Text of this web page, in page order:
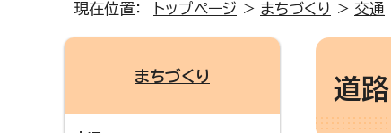
現在位置： トップページ > まちづくり > 交通
道
まちづくり